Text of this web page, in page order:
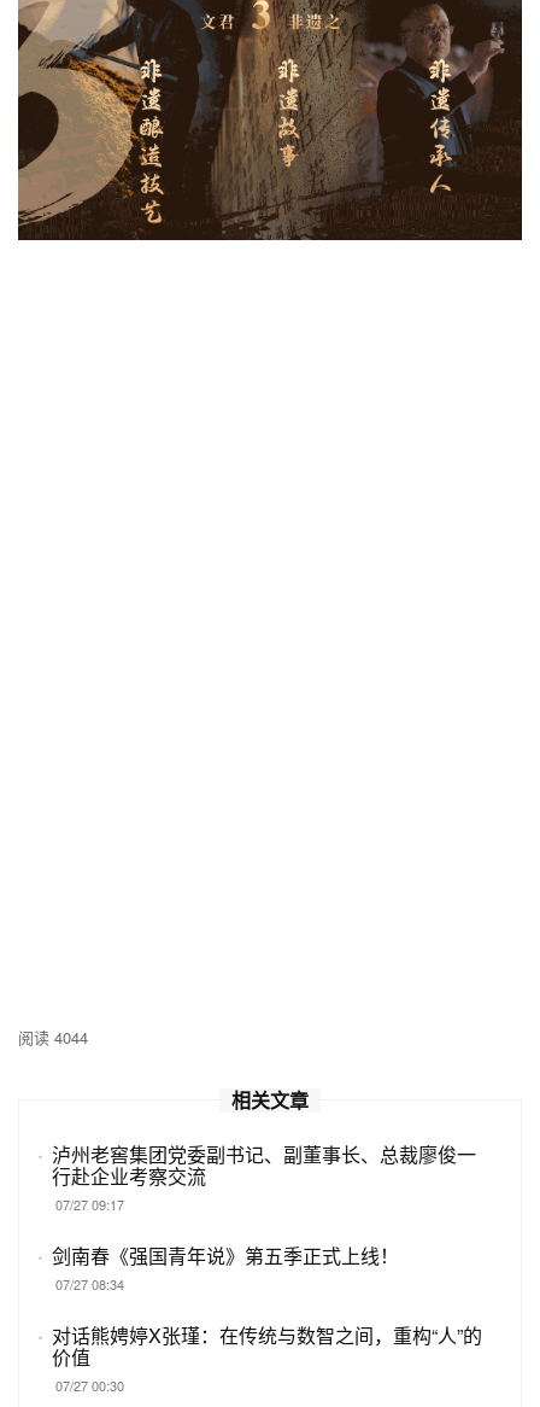
阅读 4044
相关文章
· 泸州老窖集团党委副书记、副董事长、总裁廖俊一
行赴企业考察交流
07/27 09:17
· 剑南春《强国青年说》第五季正式上线！
07/27 08:34
· 对话熊娉婷X张瑾：在传统与数智之间，重构“人”的
价值
07/27 00:30